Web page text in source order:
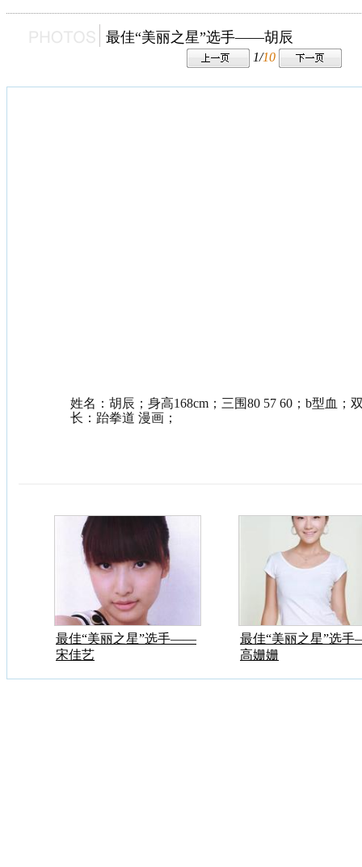
最佳“美丽之星”选手——胡辰
1/10
姓名：胡辰；身高168cm；三围80 57 60；b型血；
长：跆拳道 漫画；
最佳“美丽之星”选手——
宋佳艺
最佳“美丽之星”选
高姗姗